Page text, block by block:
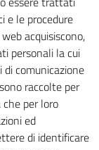
e le procedure
acquisiscono,
personali la cui
comunicazione
raccolte per
per loro
ed
di identificare